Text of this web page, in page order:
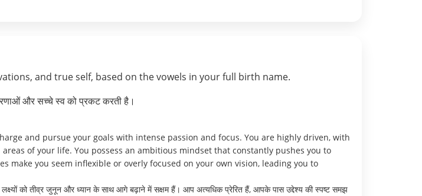
and true self, based on the vowels in your full birth name.
और सच्चे स्व को प्रकट करती है।
and pursue your goals with intense passion and focus. You are highly driven, with
of your life. You possess an ambitious mindset that constantly pushes you to
make you seem inflexible or overly focused on your own vision, leading you to
लक्ष्यों को तीव्र जुनून और ध्यान के साथ आगे बढ़ाने में सक्षम हैं। आप अत्यधिक प्रेरित हैं, आपके पास उद्देश्य की स्पष्ट समझ